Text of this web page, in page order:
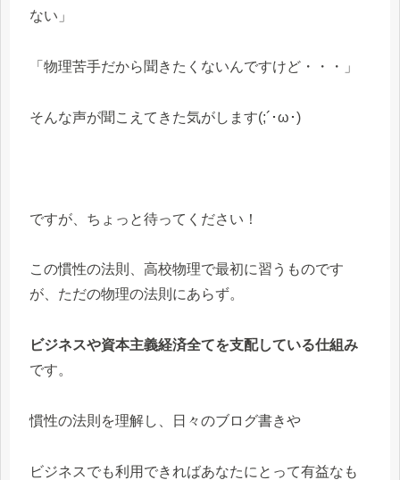
ない」
「物理苦手だから聞きたくないんですけど・・・」
そんな声が聞こえてきた気がします(;´･ω･)
ですが、ちょっと待ってください！
この慣性の法則、高校物理で最初に習うものです
が、ただの物理の法則にあらず。
ビジネスや資本主義経済全てを支配している仕組み
です。
慣性の法則を理解し、日々のブログ書きや
ビジネスでも利用できればあなたにとって有益なも